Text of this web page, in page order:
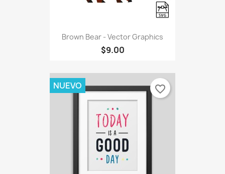
Brown Bear - Vector Graphics
$9.00
NUEVO favorite_border